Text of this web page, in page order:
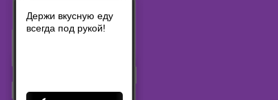
Держи вкусную еду
всегда под рукой!